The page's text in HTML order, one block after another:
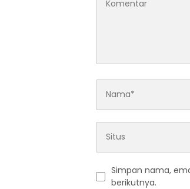
Simpan nama,
berikutnya.